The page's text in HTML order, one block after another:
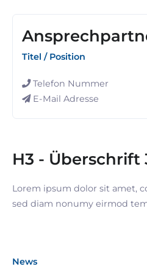
Titel / Position
Telefon Nummer
E-Mail Adresse
H3 - Überschrift
Lorem ipsum dolor sit amet,
sed diam nonumy eirmod
News